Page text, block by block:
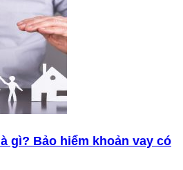
gì? Bảo hiểm khoản vay có